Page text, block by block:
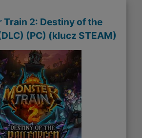
Train 2: Destiny of the
(PC) (klucz STEAM)